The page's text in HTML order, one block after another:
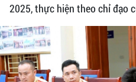
2025, thực hiện theo chỉ đạo